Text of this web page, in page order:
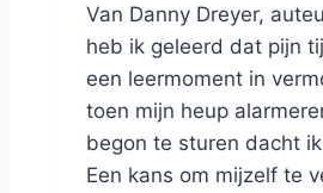
Van Danny Dreyer,
heb ik geleerd dat pijn
een leermoment in
toen mijn heup
begon te sturen dacht
Een kans om mijzelf te